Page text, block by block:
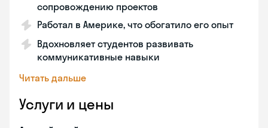
сопровождению проектов
Работал в Америке, что обогатило его опыт
Вдохновляет студентов развивать
коммуникативные навыки
Читать дальше
Услуги и цены